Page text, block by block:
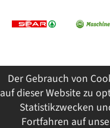
Der Gebrauch von
auf dieser Website zu
Statistikzwecken
Fortfahren auf
Previous
© 2026 Tiroler